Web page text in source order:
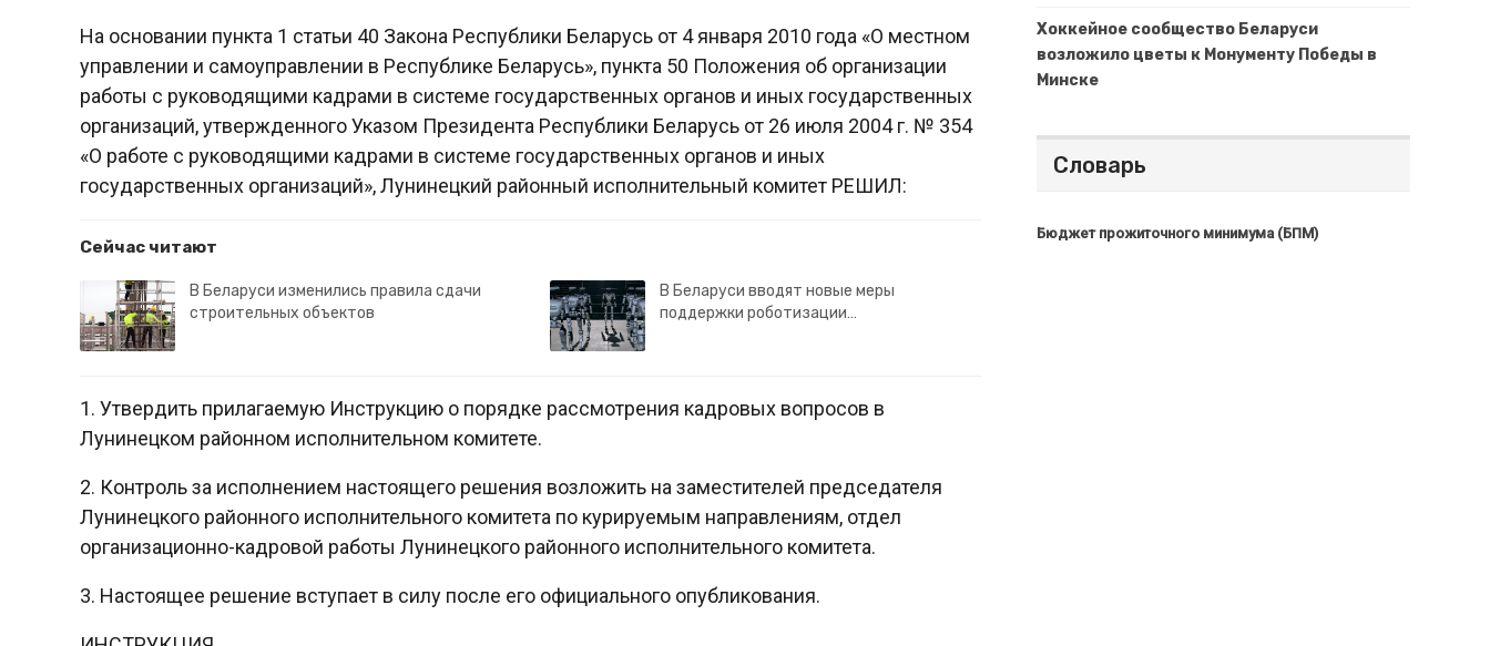
На основании пункта 1 статьи 40 Закона Республики Беларусь от 4 января 2010 года «О местном
управлении и самоуправлении в Республике Беларусь», пункта 50 Положения об организации
работы с руководящими кадрами в системе государственных органов и иных государственных
организаций, утвержденного Указом Президента Республики Беларусь от 26 июля 2004 г. № 354
«О работе с руководящими кадрами в системе государственных органов и иных
государственных организаций», Лунинецкий районный исполнительный комитет РЕШИЛ:
Сейчас читают
В Беларуси изменились правила сдачи
строительных объектов
В Беларуси вводят новые меры
поддержки роботизации…
1. Утвердить прилагаемую Инструкцию о порядке рассмотрения кадровых вопросов в
Лунинецком районном исполнительном комитете.
2. Контроль за исполнением настоящего решения возложить на заместителей председателя
Лунинецкого районного исполнительного комитета по курируемым направлениям, отдел
организационно-кадровой работы Лунинецкого районного исполнительного комитета.
3. Настоящее решение вступает в силу после его официального опубликования.
Хоккейное сообщество Беларуси
возложило цветы к Монументу Победы в
Минске
Словарь
Бюджет прожиточного минимума (БПМ)